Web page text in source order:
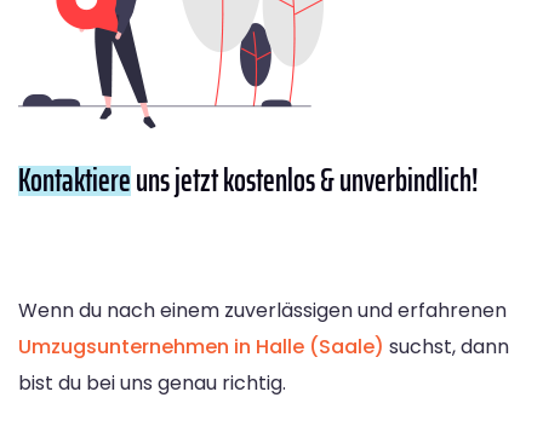
Kontaktiereuns jetzt kostenlos & unverbindlich!
Wenn du nach einem zuverlässigen und erfahrenen
Umzugsunternehmen in Halle (Saale) suchst, dann
bist du bei uns genau richtig.